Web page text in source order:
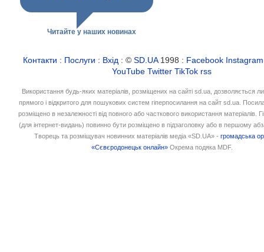
Читайте у наших новинах
Контакти : Послуги : Вхід : ©SD.UA1998 : Facebook Instagram
YouTube Twitter TikTok rss
Використання будь-яких матеріалів, розміщених на сайті sd.ua, дозволяється
прямого і відкритого для пошукових систем гіперпосилання на сайт sd.ua.
розміщено в незалежності від повного або часткового використання матеріалів.
(для інтернет-видань) повинно бути розміщено в підзаголовку або в першому
Творець та розміщувач новинних матеріалів медіа «SD.UA» -громадська
«Сєвєродонецьк онлайн» Окрема подяка MDF.